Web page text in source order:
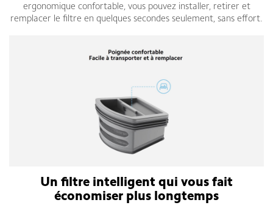
ergonomique confortable, vous pouvez installer, retirer et
remplacer le filtre en quelques secondes seulement, sans effort.
Un filtre intelligent qui vous fait
économiser plus longtemps